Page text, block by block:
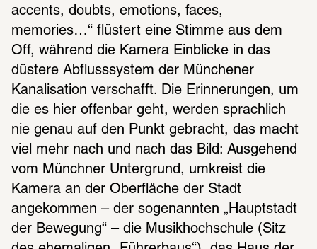
accents, doubts, emotions, faces,
memories…“ flüstert eine Stimme aus dem
Off, während die Kamera Einblicke in das
düstere Abflusssystem der Münchener
Kanalisation verschafft. Die Erinnerungen, um
die es hier offenbar geht, werden sprachlich
nie genau auf den Punkt gebracht, das macht
viel mehr nach und nach das Bild: Ausgehend
vom Münchner Untergrund, umkreist die
Kamera an der Oberfläche der Stadt
angekommen – der sogenannten „Hauptstadt
der Bewegung“ – die Musikhochschule (Sitz